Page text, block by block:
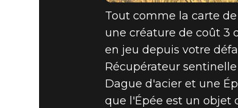
Tout comme la carte
une créature de coût 3
en jeu depuis votre
Récupérateur
Dague d'acier et une
que l'Épée est un objet